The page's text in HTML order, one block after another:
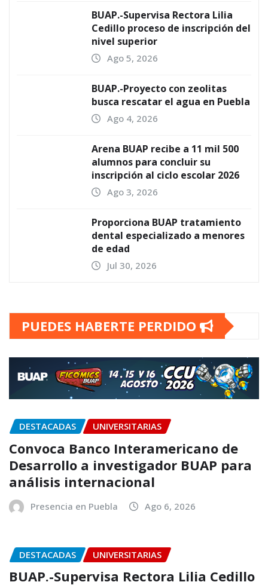
BUAP.-Supervisa Rectora Lilia
Cedillo proceso de inscripción del
nivel superior
Ago 5, 2026
BUAP.-Proyecto con zeolitas
busca rescatar el agua en Puebla
Ago 4, 2026
Arena BUAP recibe a 11 mil 500
alumnos para concluir su
inscripción al ciclo escolar 2026
Ago 3, 2026
Proporciona BUAP tratamiento
dental especializado a menores
de edad
Jul 30, 2026
PUEDES HABERTE PERDIDO
DESTACADAS UNIVERSITARIAS
Convoca Banco Interamericano de
Desarrollo a investigador BUAP para
análisis internacional
Presencia en Puebla Ago 6, 2026
DESTACADAS UNIVERSITARIAS
BUAP.-Supervisa Rectora Lilia Cedillo